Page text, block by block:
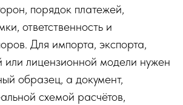
порядок платежей,
ответственность и
Для импорта, экспорта,
или лицензионной модели нужен
образец, а документ,
схемой расчётов,